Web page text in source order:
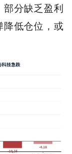
分缺乏盈利
降低仓位，或